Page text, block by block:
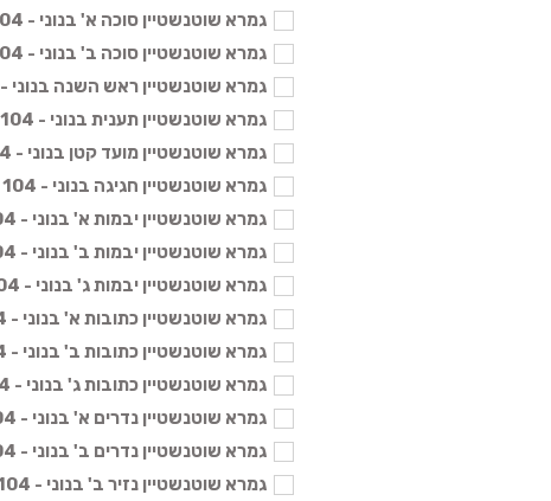
גמרא שוטנשטיין סוכה א' בנוני - 104 ₪
גמרא שוטנשטיין סוכה ב' בנוני - 104 ₪
גמרא שוטנשטיין ראש השנה בנוני - 104 ₪
גמרא שוטנשטיין תענית בנוני - 104 ₪
גמרא שוטנשטיין מועד קטן בנוני - 104 ₪
גמרא שוטנשטיין חגיגה בנוני - 104 ₪
גמרא שוטנשטיין יבמות א' בנוני - 104 ₪
גמרא שוטנשטיין יבמות ב' בנוני - 104 ₪
גמרא שוטנשטיין יבמות ג' בנוני - 104 ₪
גמרא שוטנשטיין כתובות א' בנוני - 104 ₪
גמרא שוטנשטיין כתובות ב' בנוני - 104 ₪
גמרא שוטנשטיין כתובות ג' בנוני - 104 ₪
גמרא שוטנשטיין נדרים א' בנוני - 104 ₪
גמרא שוטנשטיין נדרים ב' בנוני - 104 ₪
גמרא שוטנשטיין נזיר ב' בנוני - 104 ₪